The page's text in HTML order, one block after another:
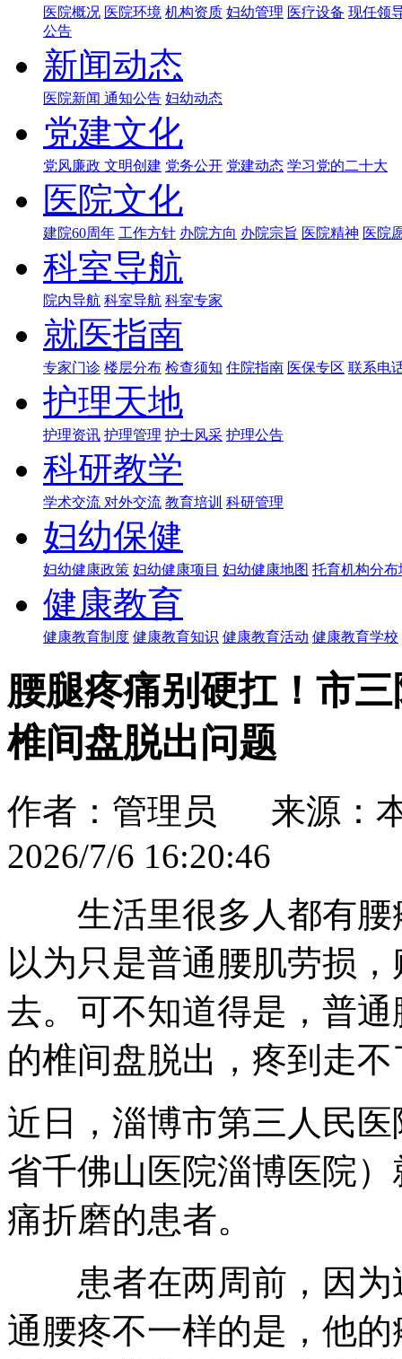
医院概况 医院环境 机构资质 妇幼管理 医疗设备 现任领
公告
新闻动态
医院新闻 通知公告 妇幼动态
党建文化
党风廉政 文明创建 党务公开 党建动态 学习党的二十大
医院文化
建院60周年 工作方针 办院方向 办院宗旨 医院精神 医院
科室导航
院内导航 科室导航 科室专家
就医指南
专家门诊 楼层分布 检查须知 住院指南 医保专区 联系电
护理天地
护理资讯 护理管理 护士风采 护理公告
科研教学
学术交流 对外交流 教育培训 科研管理
妇幼保健
妇幼健康政策 妇幼健康项目 妇幼健康地图 托育机构分布
健康教育
健康教育制度 健康教育知识 健康教育活动 健康教育学校
腰腿疼痛别硬扛！市
椎间盘脱出问题
作者：管理员 来源：
2026/7/6 16:20:46
生活里很多人都有腰
以为只是普通腰肌劳损
去。可不知道得是，普
的椎间盘脱出，疼到走
近日，淄博市第三人民
省千佛山医院淄博医院
痛折磨的患者。
患者在两周前，因为
通腰疼不一样的是，他